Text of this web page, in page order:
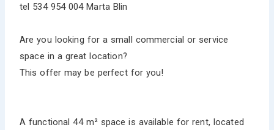
tel 534 954 004 Marta Blin
Are you looking for a small commercial or service
space in a great location?
This offer may be perfect for you!
A functional 44 m² space is available for rent, located